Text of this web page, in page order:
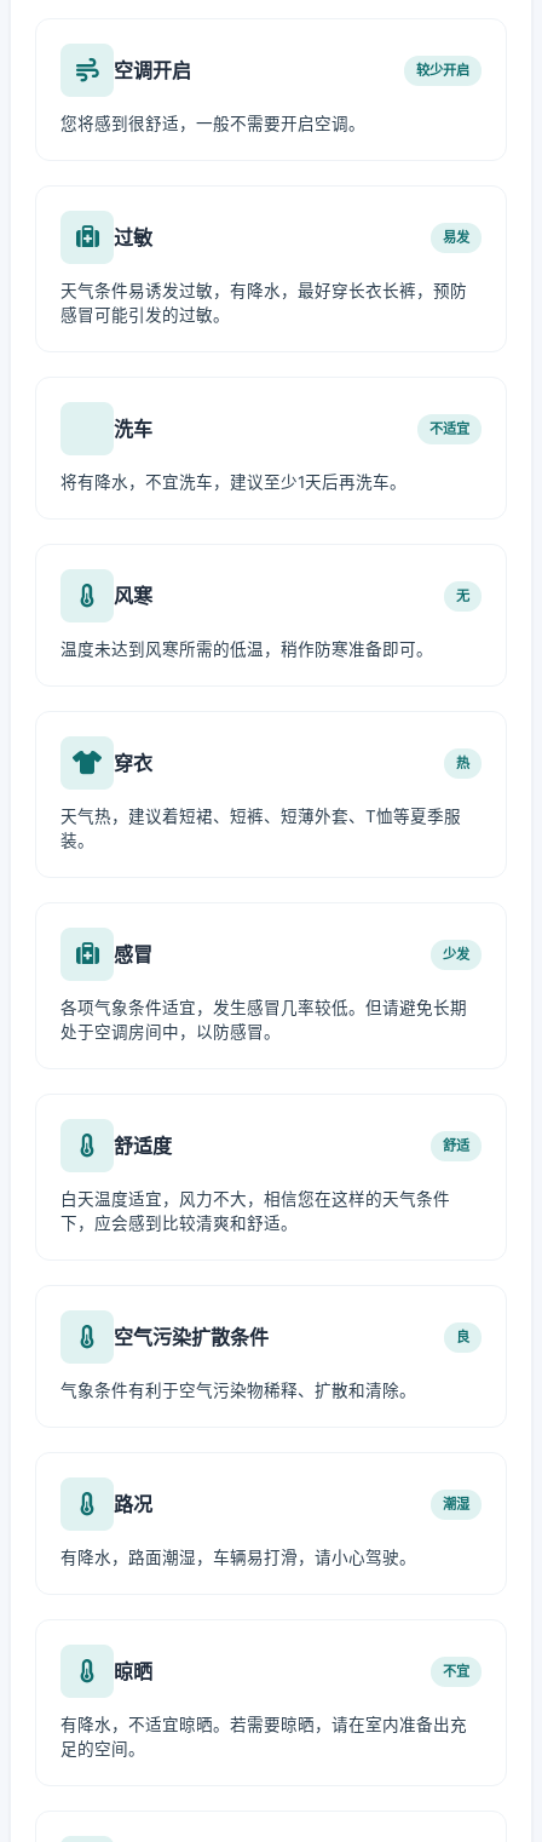
空调开启 较少开启
您将感到很舒适，一般不需要开启空调。
过敏 易发
天气条件易诱发过敏，有降水，最好穿长衣长裤，预防
感冒可能引发的过敏。
洗车 不适宜
将有降水，不宜洗车，建议至少1天后再洗车。
风寒 无
温度未达到风寒所需的低温，稍作防寒准备即可。
穿衣 热
天气热，建议着短裙、短裤、短薄外套、T恤等夏季服
装。
感冒 少发
各项气象条件适宜，发生感冒几率较低。但请避免长期
处于空调房间中，以防感冒。
舒适度 舒适
白天温度适宜，风力不大，相信您在这样的天气条件
下，应会感到比较清爽和舒适。
空气污染扩散条件 良
气象条件有利于空气污染物稀释、扩散和清除。
路况 潮湿
有降水，路面潮湿，车辆易打滑，请小心驾驶。
晾晒 不宜
有降水，不适宜晾晒。若需要晾晒，请在室内准备出充
足的空间。